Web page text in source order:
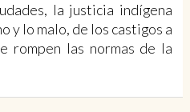
la justicia indígena
y lo malo, de los castigos a
rompen las normas de la